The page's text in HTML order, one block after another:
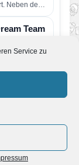
Service zu
Neben dem
Team
Bros.
zu gewinnen